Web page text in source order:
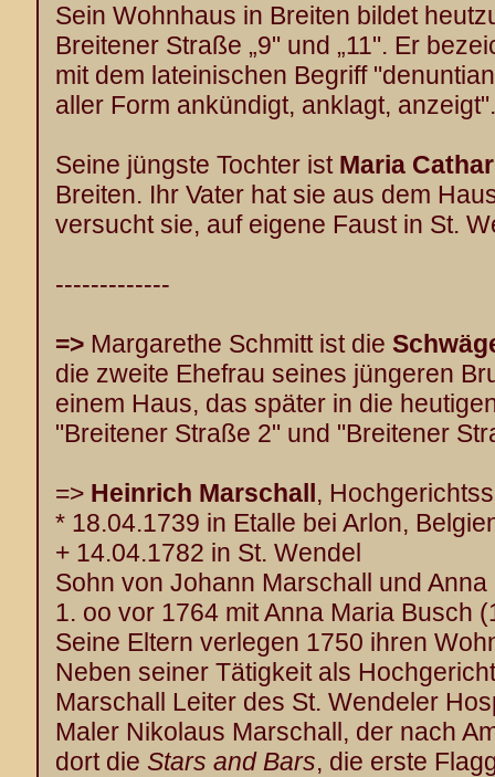
Sein Wohnhaus in Breiten bildet
Breitener Straße „9" und „11". Er
mit dem lateinischen Begriff
aller Form ankündigt, anklagt, anzeigt".
Seine jüngste Tochter ist Maria
Breiten. Ihr Vater hat sie aus dem
versucht sie, auf eigene Faust in St.
-------------
=> Margarethe Schmitt ist die
die zweite Ehefrau seines jüngeren
einem Haus, das später in die
"Breitener Straße 2" und "Breitener
=> Heinrich Marschall,
* 18.04.1739 in Etalle bei Arlon,
+ 14.04.1782 in St. Wendel
Sohn von Johann Marschall und
1. oo vor 1764 mit Anna Maria Busch
Seine Eltern verlegen 1750 ihren
Neben seiner Tätigkeit als
Marschall Leiter des St. Wendeler
Maler Nikolaus Marschall, der nach
dort die Stars and Bars, die erste